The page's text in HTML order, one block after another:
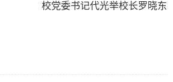
校党委书记代光举校长罗晓东